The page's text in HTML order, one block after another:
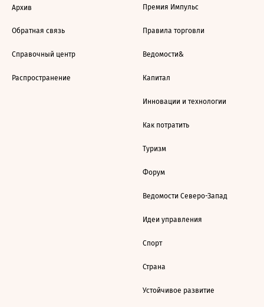
Архив
Обратная связь
Справочный центр
Распространение
Премия Импульс
Правила торговли
Ведомости&
Капитал
Инновации и технологии
Как потратить
Туризм
Форум
Ведомости Северо-Запад
Идеи управления
Спорт
Страна
Устойчивое развитие